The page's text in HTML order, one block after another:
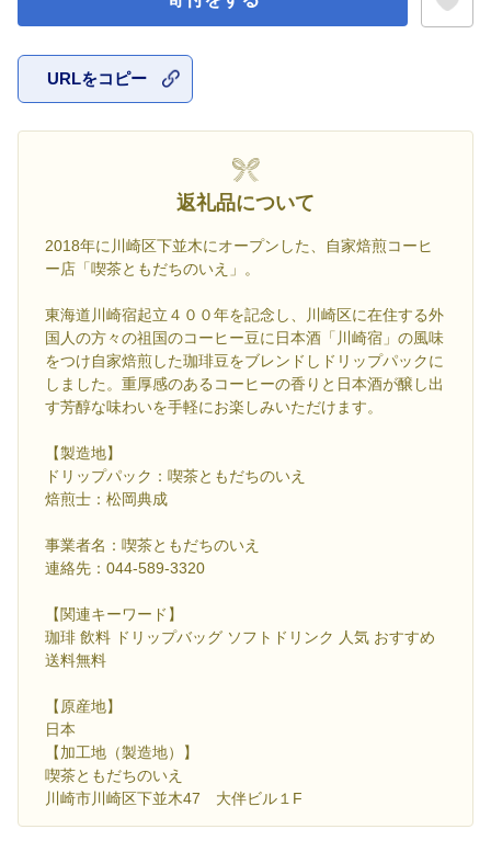
URLをコピー
返礼品について
2018年に川崎区下並木にオープンした、自家焙煎コーヒ
ー店「喫茶ともだちのいえ」。
東海道川崎宿起立４００年を記念し、川崎区に在住する外
国人の方々の祖国のコーヒー豆に日本酒「川崎宿」の風味
をつけ自家焙煎した珈琲豆をブレンドしドリップパックに
しました。重厚感のあるコーヒーの香りと日本酒が醸し出
す芳醇な味わいを手軽にお楽しみいただけます。
【製造地】
ドリップパック：喫茶ともだちのいえ
焙煎士：松岡典成
事業者名：喫茶ともだちのいえ
連絡先：044-589-3320
【関連キーワード】
珈琲 飲料 ドリップバッグ ソフトドリンク 人気 おすすめ
送料無料
【原産地】
日本
【加工地（製造地）】
喫茶ともだちのいえ
川崎市川崎区下並木47 大伴ビル１F